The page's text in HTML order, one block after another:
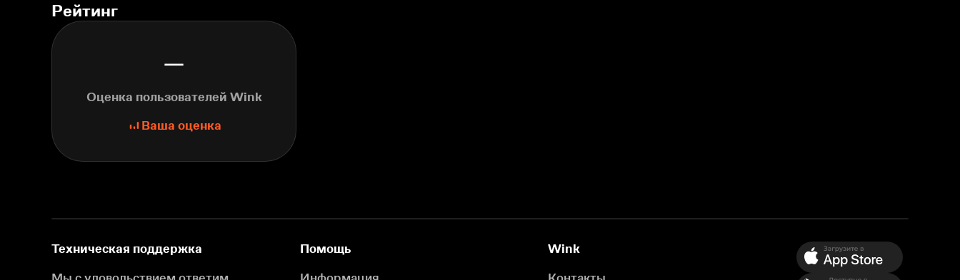
Рейтинг
—
Оценка пользователей Wink
Ваша оценка
Техническая поддержка Помощь Wink